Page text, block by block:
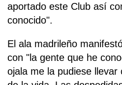
aportado este Club así
conocido".
El ala madrileño
con "la gente que he
ojala me la pudiese llevar